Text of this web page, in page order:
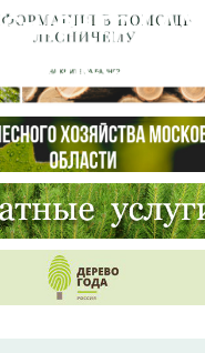
центр